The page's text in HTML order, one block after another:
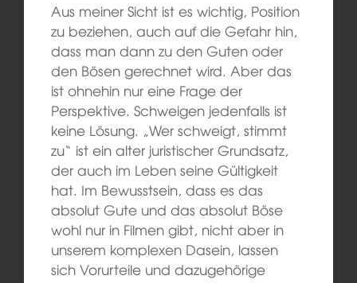
Aus meiner Sicht ist es wichtig, Position
zu beziehen, auch auf die Gefahr hin,
dass man dann zu den Guten oder
den Bösen gerechnet wird. Aber das
ist ohnehin nur eine Frage der
Perspektive. Schweigen jedenfalls ist
keine Lösung. „Wer schweigt, stimmt
zu“ ist ein alter juristischer Grundsatz,
der auch im Leben seine Gültigkeit
hat. Im Bewusstsein, dass es das
absolut Gute und das absolut Böse
wohl nur in Filmen gibt, nicht aber in
unserem komplexen Dasein, lassen
sich Vorurteile und dazugehörige